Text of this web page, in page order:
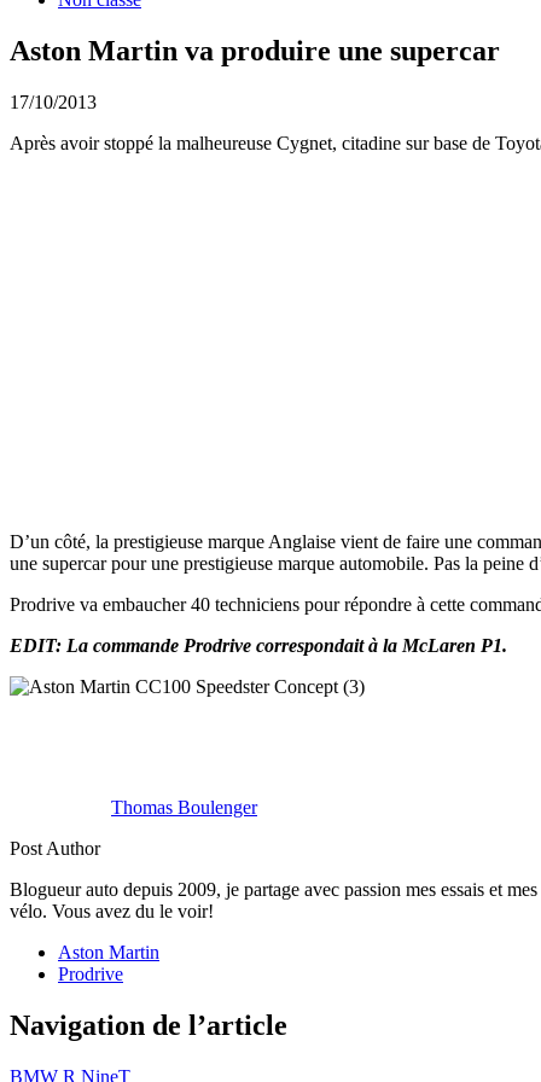
Aston Martin va produire une supercar
17/10/2013
Après avoir stoppé la malheureuse Cygnet, citadine sur base de
D’un côté, la prestigieuse marque Anglaise vient de faire une
une supercar pour une prestigieuse marque automobile. Pas la peine
Prodrive va embaucher 40 techniciens pour répondre à cette
EDIT: La commande Prodrive correspondait à la McLaren P1.
Thomas Boulenger
Post Author
Blogueur auto depuis 2009, je partage avec passion mes essais et
vélo. Vous avez du le voir!
Aston Martin
Prodrive
Navigation de l’article
BMW R NineT